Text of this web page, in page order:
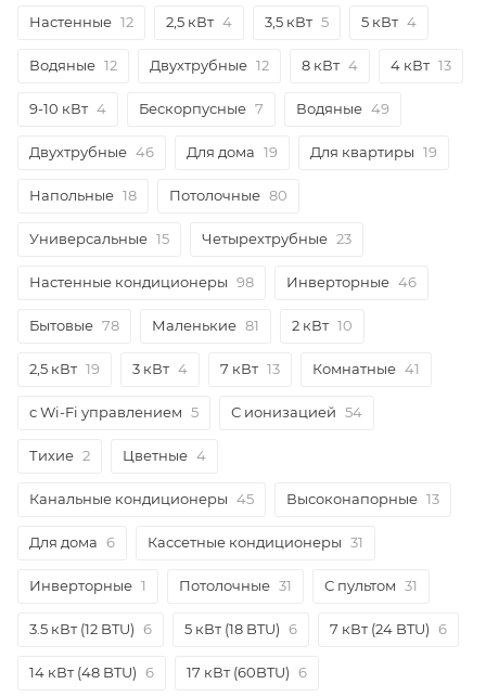
Настенные 12 2,5 кВт 4 3,5 кВт 5 5 кВт 4
Водяные 12 Двухтрубные 12 8 кВт 4 4 кВт 13
9-10 кВт 4 Бескорпусные 7 Водяные 49
Двухтрубные 46 Для дома 19 Для квартиры 19
Напольные 18 Потолочные 80
Универсальные 15 Четырехтрубные 23
Настенные кондиционеры 98 Инверторные 46
Бытовые 78 Маленькие 81 2 кВт 10
2,5 кВт 19 3 кВт 4 7 кВт 13 Комнатные 41
с Wi-Fi управлением 5 С ионизацией 54
Тихие 2 Цветные 4
Канальные кондиционеры 45 Высоконапорные 13
Для дома 6 Кассетные кондиционеры 31
Инверторные 1 Потолочные 31 С пультом 31
3.5 кВт (12 BTU) 6 5 кВт (18 BTU) 6 7 кВт (24 BTU) 6
14 кВт (48 BTU) 6 17 кВт (60BTU) 6